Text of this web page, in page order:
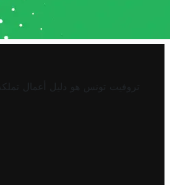
تروفيت تونس هو دليل أعمال